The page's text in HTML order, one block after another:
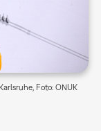
Foto: ONUK